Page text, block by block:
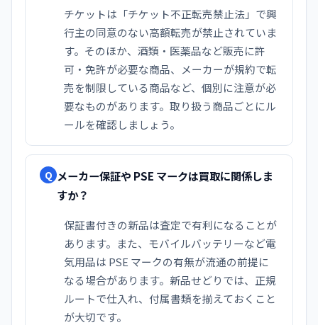
チケットは「チケット不正転売禁止法」で興
行主の同意のない高額転売が禁止されていま
す。そのほか、酒類・医薬品など販売に許
可・免許が必要な商品、メーカーが規約で転
売を制限している商品など、個別に注意が必
要なものがあります。取り扱う商品ごとにル
ールを確認しましょう。
Q メーカー保証や PSE マークは買取に関係しま
すか？
保証書付きの新品は査定で有利になることが
あります。また、モバイルバッテリーなど電
気用品は PSE マークの有無が流通の前提に
なる場合があります。新品せどりでは、正規
ルートで仕入れ、付属書類を揃えておくこと
が大切です。